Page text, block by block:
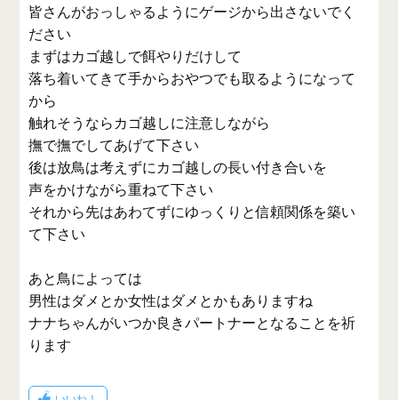
皆さんがおっしゃるようにゲージから出さないでく
ださい
まずはカゴ越しで餌やりだけして
落ち着いてきて手からおやつでも取るようになって
から
触れそうならカゴ越しに注意しながら
撫で撫でしてあげて下さい
後は放鳥は考えずにカゴ越しの長い付き合いを
声をかけながら重ねて下さい
それから先はあわてずにゆっくりと信頼関係を築い
て下さい
あと鳥によっては
男性はダメとか女性はダメとかもありますね
ナナちゃんがいつか良きパートナーとなることを祈
ります